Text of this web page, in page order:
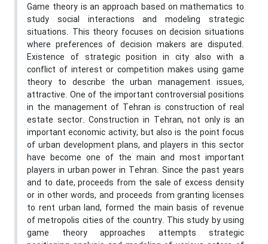
Game theory is an approach based on mathematics to
study social interactions and modeling strategic
situations. This theory focuses on decision situations
where preferences of decision makers are disputed.
Existence of strategic position in city also with a
conflict of interest or competition makes using game
theory to describe the urban management issues,
attractive. One of the important controversial positions
in the management of Tehran is construction of real
estate sector. Construction in Tehran, not only is an
important economic activity, but also is the point focus
of urban development plans, and players in this sector
have become one of the main and most important
players in urban power in Tehran. Since the past years
and to date, proceeds from the sale of excess density
or in other words, and proceeds from granting licenses
to rent urban land, formed the main basis of revenue
of metropolis cities of the country. This study by using
game theory approaches attempts strategic